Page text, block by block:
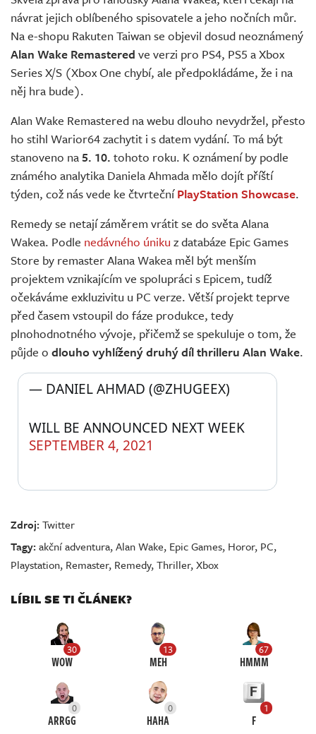
Živě
návrat jejich oblíbeného spisovatele a jeho nočních můr.
Na e-shopu Rakuten Taiwan se objevil dosud neoznámený
Alan Wake Remastered ve verzi pro PS4, PS5 a Xbox
Series X/S (Xbox One chybí, ale předpokládáme, že i na
něj hra bude).
Alan Wake Remastered na webu dlouho nevydržel, přesto
ho stihl Warior64 zachytit i s datem vydání. To má být
stanoveno na5. 10. tohoto roku. K oznámení by podle
známého analytika Daniela Ahmada mělo dojít příští
týden, což nás vede ke čtvrtečníPlayStation Showcase.
Remedy se netají záměrem vrátit se do světa Alana
Wakea. Podle nedávného úniku z databáze Epic Games
Store by remaster Alana Wakea měl být menším
projektem vznikajícím ve spolupráci s Epicem, tudíž
očekáváme exkluzivitu u PC verze. Větší projekt teprve
před časem vstoupil do fáze produkce, tedy
plnohodnotného vývoje, přičemž se spekuluje o tom, že
půjde o dlouho vyhlížený druhý díl thrilleru Alan Wake.
WILL BE ANNOUNCED NEXT WEEK
— DANIEL AHMAD (@ZHUGEEX)
SEPTEMBER 4, 2021
Zdroj:Twitter
Tagy:akční adventura,Alan Wake, Epic Games, Horor, PC,
Playstation, Remaster, Remedy,Thriller,Xbox
LÍBIL SE TI ČLÁNEK?
30
WOW
13
MEH
67
HMMM
0
ARRGG
0
HAHA
1
F